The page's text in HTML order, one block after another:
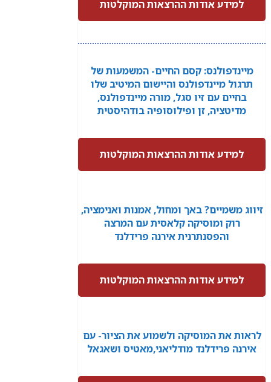
למידע אודות ההרצאות המוקלטות
מיינדפולנס: קסם החיים- המשמעות של
תרגול מיינדפולנס והיישום המיטיב שלו
בחיים עם זיו סגל, מורה מיינדפולנס,
מדיטציה, זן ופילוסופיה בודהיסטית
למידע אודות ההרצאות המוקלטות
זיווג משמיים? באך ומחול, אמנות ואנימציה,
רוק ומוסיקה קלאסית עם המרצה
והפסנתרנית אירנה פרידלנד
למידע אודות ההרצאות המוקלטות
לראות את המוסיקה ולשמוע את הציור- עם
אירנה פרידלנד מודליאני,מאטיס ושאגאל